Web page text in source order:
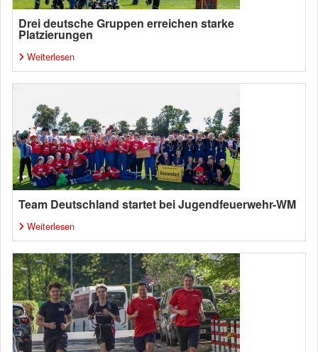
Drei deutsche Gruppen erreichen starke
Platzierungen
Weiterlesen
Team Deutschland startet bei Jugendfeuerwehr-WM
Weiterlesen